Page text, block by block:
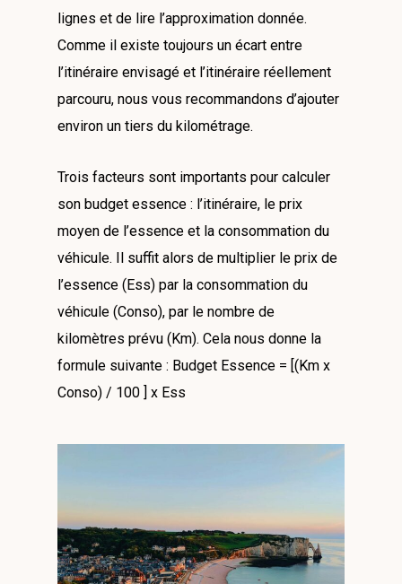
lignes et de lire l’approximation donnée.
Comme il existe toujours un écart entre
l’itinéraire envisagé et l’itinéraire réellement
parcouru, nous vous recommandons d’ajouter
environ un tiers du kilométrage.
Trois facteurs sont importants pour calculer
son budget essence : l’itinéraire, le prix
moyen de l’essence et la consommation du
véhicule. Il suffit alors de multiplier le prix de
l’essence (Ess) par la consommation du
véhicule (Conso), par le nombre de
kilomètres prévu (Km). Cela nous donne la
formule suivante : Budget Essence = [(Km x
Conso) / 100 ] x Ess